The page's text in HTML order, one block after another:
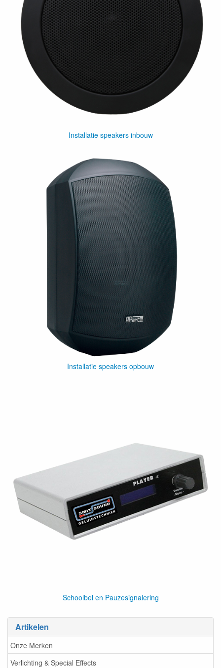
Artikelen
Onze Merken
Verlichting & Special Effects
Installatie speakers inbouw
Installatie speakers opbouw
Schoolbel en Pauzesignalering